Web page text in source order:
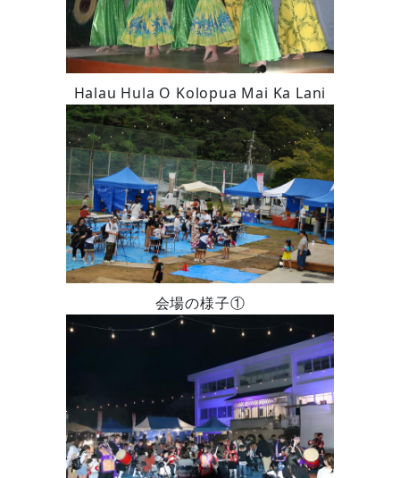
Halau Hula O Kolopua Mai Ka Lani
会場の様子①